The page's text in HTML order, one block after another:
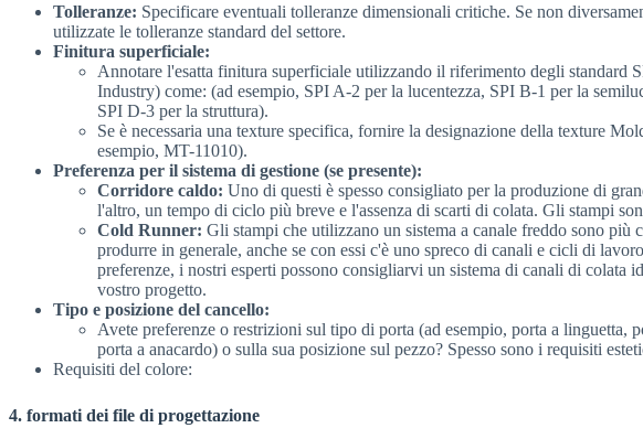
Tolleranze: Specificare eventuali tolleranze dimensionali critiche. Se non
utilizzate le tolleranze standard del settore.
Finitura superficiale:
Annotare l'esatta finitura superficiale utilizzando il riferimento degli standard
Industry) come: (ad esempio, SPI A-2 per la lucentezza, SPI B-1 per la
SPI D-3 per la struttura).
Se è necessaria una texture specifica, fornire la designazione della texture
esempio, MT-11010).
Preferenza per il sistema di gestione (se presente):
Corridore caldo: Uno di questi è spesso consigliato per la produzione di
l'altro, un tempo di ciclo più breve e l'assenza di scarti di colata. Gli stampi
Cold Runner: Gli stampi che utilizzano un sistema a canale freddo sono più
produrre in generale, anche se con essi c'è uno spreco di canali e cicli di
preferenze, i nostri esperti possono consigliarvi un sistema di canali di colata
vostro progetto.
Tipo e posizione del cancello:
Avete preferenze o restrizioni sul tipo di porta (ad esempio, porta a linguetta,
porta a anacardo) o sulla sua posizione sul pezzo? Spesso sono i requisiti
Requisiti del colore:
4. formati dei file di progettazione